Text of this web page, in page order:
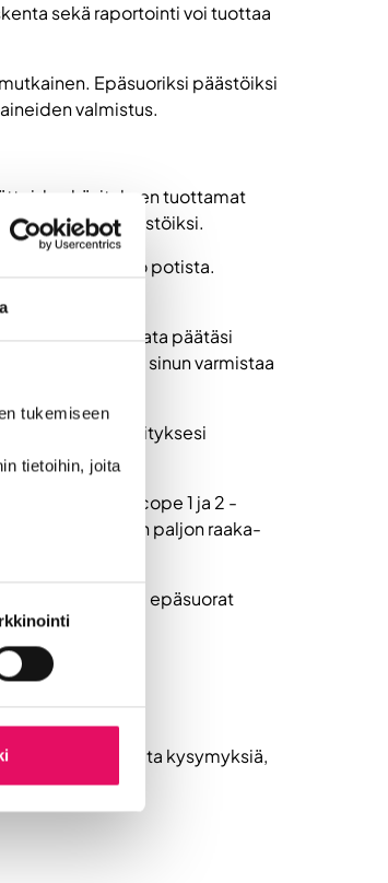
tukemiseen
tietoihin, joita
sekä raportointi voi tuottaa
Epäsuoriksi päästöiksi
valmistus.
hävityksen tuottamat
epäsuoriksi päästöiksi.
jopa 90 % koko potista.
tarvitsee vaivata päätäsi
tulee sinun varmistaa
valmistus on yrityksesi
mainittujen Scope 1 ja 2 -
valmistukseen paljon raaka-
yrityksesi epäsuorat
listaa itsellesi liuta kysymyksiä,